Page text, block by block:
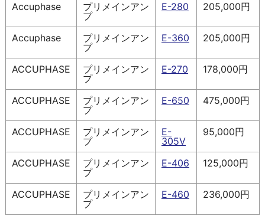
Accuphase
プリメインアン
プ
E-280 205,000円
Accuphase
プリメインアン
プ
E-360 205,000円
ACCUPHASE
プリメインアン
プ
E-270 178,000円
ACCUPHASE
プリメインアン
プ
E-650 475,000円
ACCUPHASE
プリメインアン
プ
E-
305V
95,000円
ACCUPHASE
プリメインアン
プ
E-406 125,000円
ACCUPHASE
プリメインアン
プ
E-460 236,000円